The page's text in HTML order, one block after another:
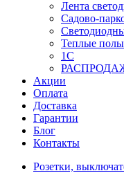
Лента
Садово-
Теплые полы
1С
Акции
Оплата
Доставка
Гарантии
Блог
Контакты
Розетки,